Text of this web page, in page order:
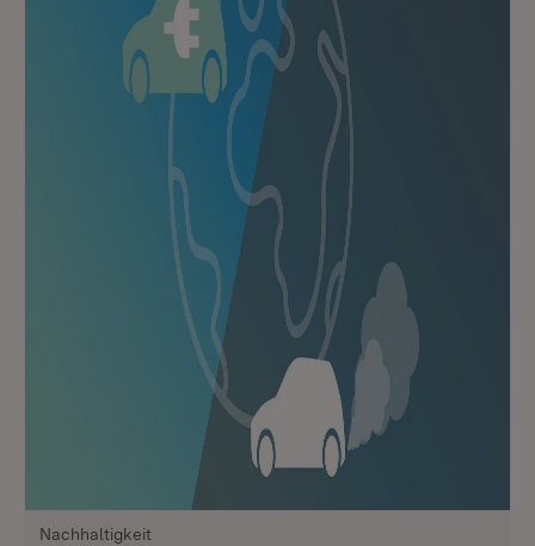
Nachhaltigkeit